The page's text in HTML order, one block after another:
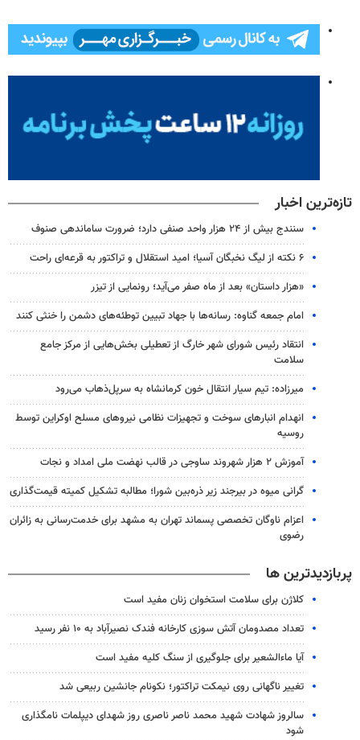
تازه‌ترین اخبار
سنندج بیش از ۲۴ هزار واحد صنفی دارد؛ ضرورت ساماندهی صنوف
۶ نکته از لیگ نخبگان آسیا؛ امید استقلال و تراکتور به قرعه‌ای راحت
«هزار داستان» بعد از ماه صفر می‌آید؛ رونمایی از تیزر
امام جمعه گناوه: رسانه‌ها با جهاد تبیین توطئه‌های دشمن را خنثی کنند
انتقاد رئیس شورای شهر خارگ از تعطیلی بخش‌هایی از مرکز جامع
سلامت
میرزاده: تیم سیار انتقال خون کرمانشاه به سرپل‌ذهاب می‌رود
انهدام انبارهای سوخت و تجهیزات نظامی نیروهای مسلح اوکراین توسط
روسیه
آموزش ۲ هزار شهروند ساوجی در قالب نهضت ملی امداد و نجات
گرانی میوه در بیرجند زیر ذره‌بین شورا؛ مطالبه تشکیل کمیته قیمت‌گذاری
اعزام ناوگان تخصصی پسماند تهران به مشهد برای خدمت‌رسانی به زائران
رضوی
پربازدیدترین ها
کلاژن برای سلامت استخوان زنان مفید است
تعداد مصدومان آتش سوزی کارخانه فندک نصیرآباد به ۱۰ نفر رسید
آیا ماءالشعیر برای جلوگیری از سنگ کلیه مفید است
تغییر ناگهانی روی نیمکت تراکتور؛ نکونام جانشین ربیعی شد
سالروز شهادت شهید محمد ناصر ناصری روز شهدای دیپلمات نامگذاری
شود